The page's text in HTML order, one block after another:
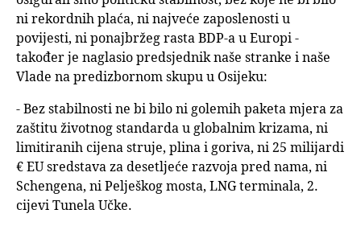
ni rekordnih plaća, ni najveće zaposlenosti u
povijesti, ni ponajbržeg rasta BDP-a u Europi -
također je naglasio predsjednik naše stranke i naše
Vlade na predizbornom skupu u Osijeku:
- Bez stabilnosti ne bi bilo ni golemih paketa mjera za
zaštitu životnog standarda u globalnim krizama, ni
limitiranih cijena struje, plina i goriva, ni 25 milijardi
€ EU sredstava za desetljeće razvoja pred nama, ni
Schengena, ni Pelješkog mosta, LNG terminala, 2.
cijevi Tunela Učke.